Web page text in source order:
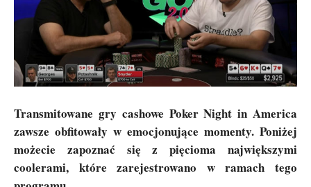
Transmitowane gry cashowe Poker Night in America
zawsze obfitowały w emocjonujące momenty. Poniżej
możecie zapoznać się z pięcioma największymi
coolerami, które zarejestrowano w ramach tego